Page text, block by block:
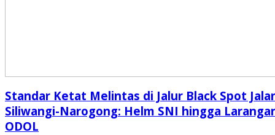
Standar Ketat Melintas di Jalur Black Spot
Siliwangi-Narogong: Helm SNI hingga
ODOL